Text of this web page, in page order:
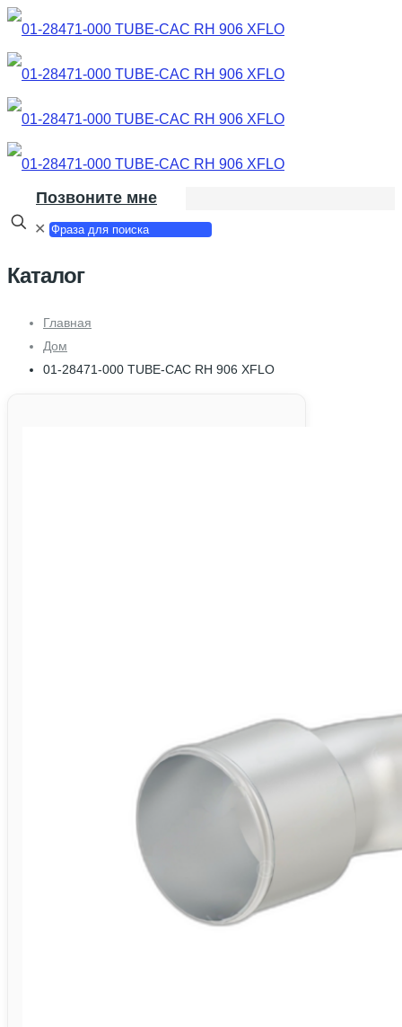
Позвоните мне
✕
Каталог
Главная
Дом
01-28471-000 TUBE-CAC RH 906 XFLO